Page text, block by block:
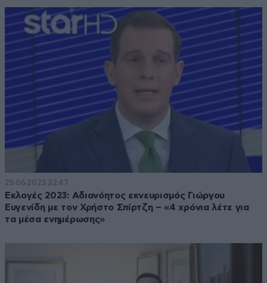
25·06·2023 22:47
Εκλογές 2023: Αδιανόητος εκνευρισμός Γιώργου
Ευγενίδη με τον Χρήστο Σπίρτζη – «4 χρόνια λέτε για
τα μέσα ενημέρωσης»